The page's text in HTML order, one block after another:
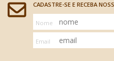
CADASTRE-SE E RECEBA
Nome
Email